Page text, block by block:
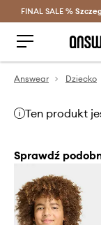
FINAL SALE %
Answear Dziecko
Ten produkt
Sprawdź